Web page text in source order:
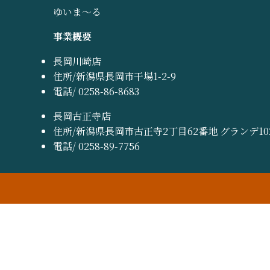
ゆいま～る
事業概要
長岡川崎店
住所/新潟県長岡市干場1-2-9
電話/ 0258-86-8683
長岡古正寺店
住所/新潟県長岡市古正寺2丁目62番地 グランデ
電話/ 0258-89-7756